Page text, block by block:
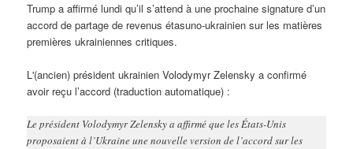
Trump a affirmé lundi qu’il s’attend à une prochaine signature d’un
accord de partage de revenus étasuno-ukrainien sur les matières
premières ukrainiennes critiques.
L'(ancien) président ukrainien Volodymyr Zelensky a confirmé
avoir reçu l’accord (traduction automatique) :
Le président Volodymyr Zelensky a affirmé que les États-Unis
proposaient à l’Ukraine une nouvelle version de l’accord sur les